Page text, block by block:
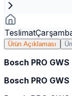
Teslimat
Ürün Açıklaması
Bosch PRO
Bosch PRO